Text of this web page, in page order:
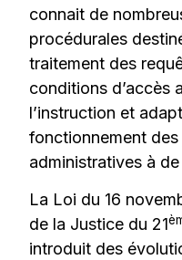
connait de
procédurales
traitement des
conditions d’accès
l’instruction et
fonctionnement
administratives à
La Loi du 16
de la Justice du 21
introduit des